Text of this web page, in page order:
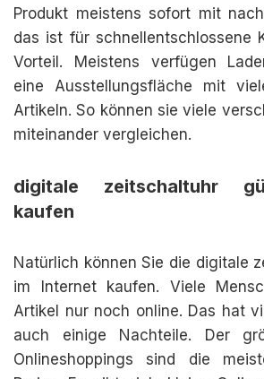
Produkt meistens sofort mit
das ist für schnellentschlossene
Vorteil. Meistens verfügen
eine Ausstellungsfläche mit
Artikeln. So können sie viele
miteinander vergleichen.
digitale zeitschaltuhr
kaufen
Natürlich können Sie die digitale
im Internet kaufen. Viele
Artikel nur noch online. Das hat
auch einige Nachteile. Der
Onlineshoppings sind die